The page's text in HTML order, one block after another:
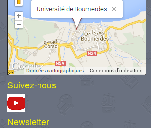
Suivez-nous
Newsletter